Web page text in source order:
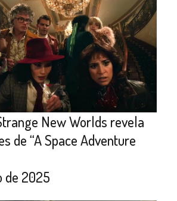
New Worlds revela
de “A Space Adventure
de 2025